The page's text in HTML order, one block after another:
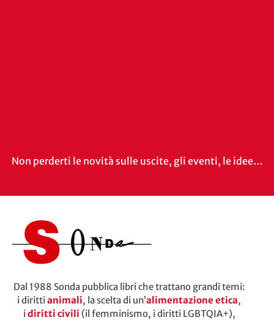
Non perderti le novità sulle uscite, gli eventi, le idee…
Dal 1988 Sonda pubblica libri che trattano grandi temi:
i dirittianimali, la scelta di un’alimentazione etica,
idiritti civili (il femminismo, i diritti LGBTQIA+),